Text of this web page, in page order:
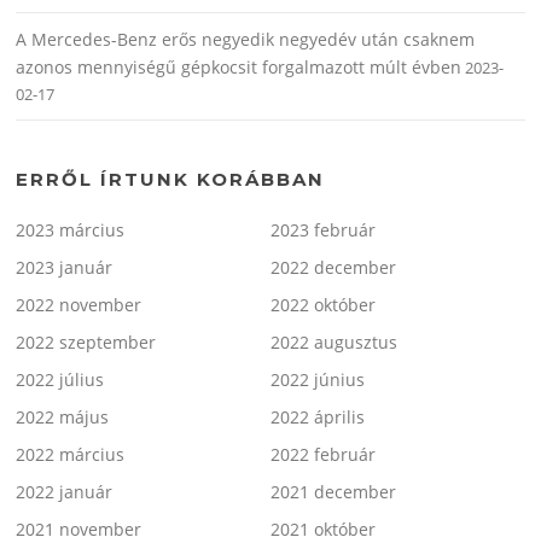
A Mercedes-Benz erős negyedik negyedév után csaknem
azonos mennyiségű gépkocsit forgalmazott múlt évben 2023-
02-17
ERRŐL ÍRTUNK KORÁBBAN
2023 március
2023 február
2023 január
2022 december
2022 november
2022 október
2022 szeptember
2022 augusztus
2022 július
2022 június
2022 május
2022 április
2022 március
2022 február
2022 január
2021 december
2021 november
2021 október